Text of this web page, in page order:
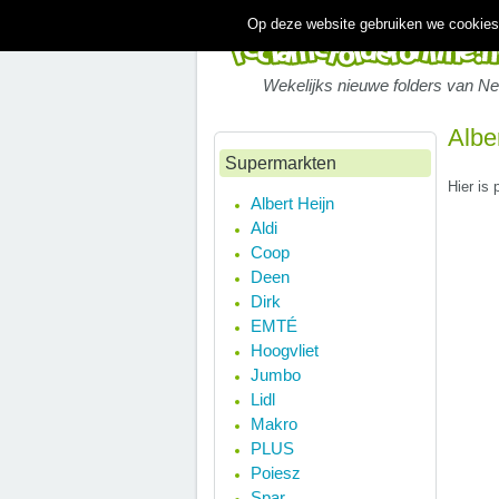
Wekelijks nieuwe folders van
Hier is
Supermarkten
Albert Heijn
Aldi
Coop
Deen
Dirk
EMTÉ
Hoogvliet
Jumbo
Lidl
Makro
PLUS
Poiesz
Op deze website gebruiken we